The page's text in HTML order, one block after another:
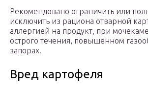
Рекомендовано ограничить или
исключить из рациона отварной
аллергией на продукт, при
острого течения, повышенном
запорах.
Вред картофеля